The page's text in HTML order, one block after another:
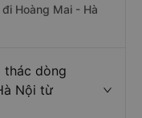
Hoàng Mai - Hà
thác dòng
Nội từ